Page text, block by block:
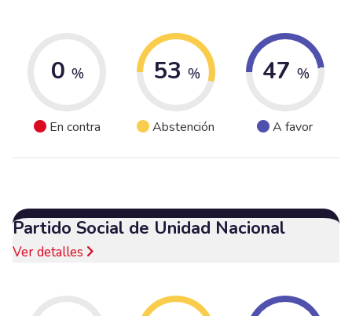
0 %
En contra
53 %
Abstención
47 %
A favor
Partido Social de Unidad Nacional
Ver detalles